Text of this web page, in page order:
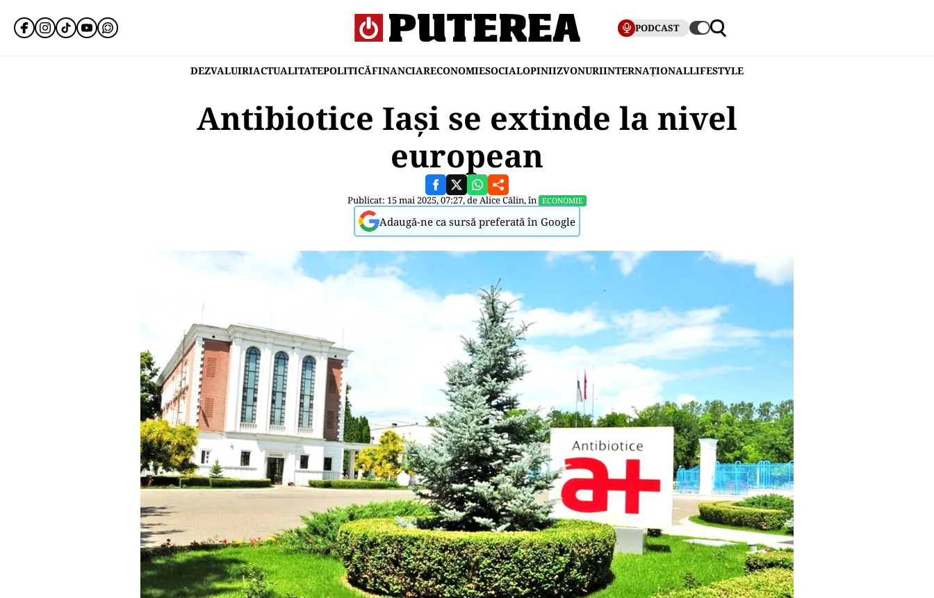
PODCAST
DEZVALUIRIACTUALITATEPOLITICĂFINANCIARECONOMIESOCIALOPINIIZVONURIINTERNAȚIONALLIFESTYLE
Antibiotice Iași se extinde la nivel
european
Publicat: 15 mai 2025, 07:27, deAlice Călin, în ECONOMIE
Adaugă-ne ca sursă preferată în Google